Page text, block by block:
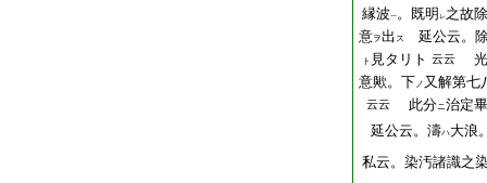
縁波一。既明 レ之故除
意ヲ出 ス 延公云。
ト 見タリト 云云
光
意歟。下ノ 又解第七
云云 此分ニ治定畢
延公云。濤ハ大浪
私云。染汚諸識之